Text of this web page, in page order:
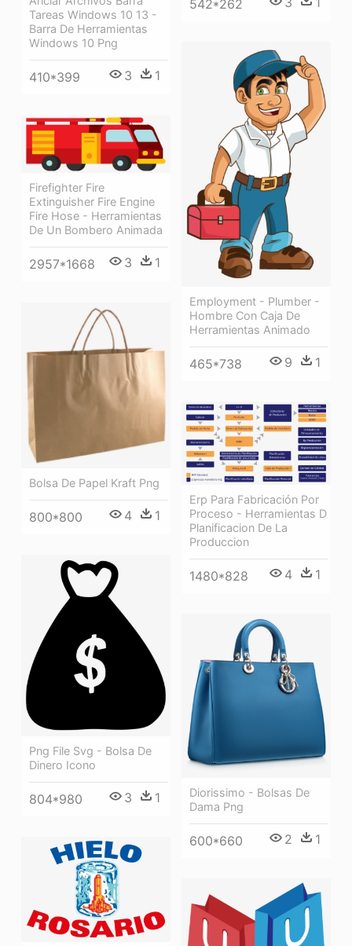
Tareas Windows 10 13 -
Barra De Herramientas
Windows 10 Png
410*399 3 1
542*262
Employment - Plumber -
Hombre Con Caja De
Herramientas Animado
465*738 9 1
Firefighter Fire
Extinguisher Fire Engine
Fire Hose - Herramientas
De Un Bombero Animada
2957*1668 3 1
Bolsa De Papel Kraft Png
800*800 4 1
Erp Para Fabricación Por
Proceso - Herramientas D
Planificacion De La
Produccion
1480*828 4 1
Png File Svg - Bolsa De
Dinero Icono
804*980 3 1
Diorissimo - Bolsas De
Dama Png
600*660 2 1